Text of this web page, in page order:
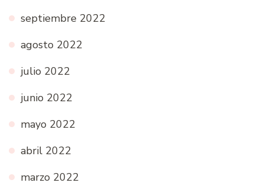
septiembre 2022
agosto 2022
julio 2022
junio 2022
mayo 2022
abril 2022
marzo 2022